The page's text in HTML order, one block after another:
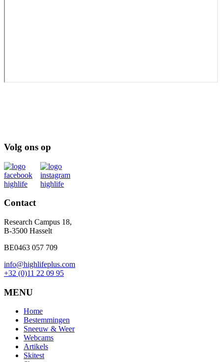
Volg ons op
Contact
Research Campus 18,
B-3500 Hasselt
BE0463 057 709
info@highlifeplus.com
+32 (0)11 22 09 95
MENU
Home
Bestemmingen
Sneeuw & Weer
Webcams
Artikels
Skitest